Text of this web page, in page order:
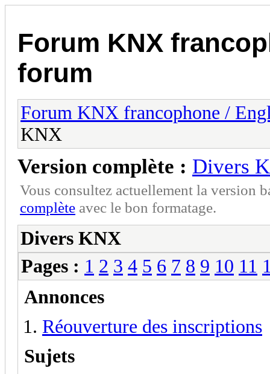
Forum KNX
forum
Forum KNX francophone /
KNX
Version complète : Divers
Vous consultez actuellement la version
complète avec le bon formatage.
Divers KNX
Pages : 1 2 3 4 5 6 7 8 9 10 11
Annonces
Réouverture des inscriptions
Sujets